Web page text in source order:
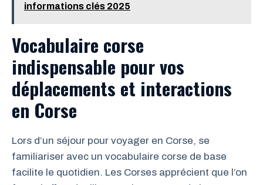
informations clés 2025
Vocabulaire corse
indispensable pour vos
déplacements et interactions
en Corse
Lors d’un séjour pour voyager en Corse, se
familiariser avec un vocabulaire corse de base
facilite le quotidien. Les Corses apprécient que l’on